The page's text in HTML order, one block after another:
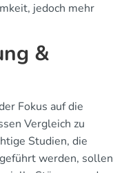
jedoch mehr
&
Fokus auf die
Vergleich zu
Studien, die
werden, sollen